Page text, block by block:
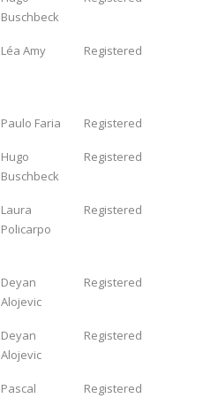
Buschbeck
Léa Amy Registered
Paulo Faria Registered
Hugo
Buschbeck
Registered
Laura
Policarpo
Registered
Deyan
Alojevic
Registered
Deyan
Alojevic
Registered
Pascal
Registered